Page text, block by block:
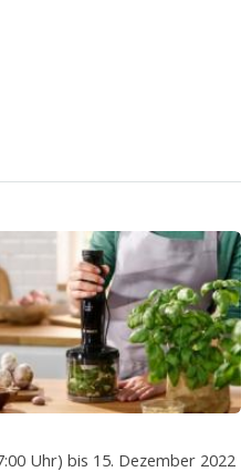
Uhr) bis 15. Dezember 2022